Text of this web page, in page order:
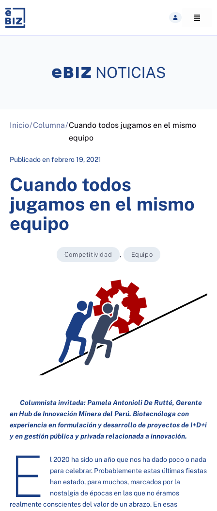
content
Inicio/Columna/Cuando todos jugamos en el mismo
equipo
Publicado enfebrero 19, 2021
Cuando todos
jugamos en el mismo
equipo
Competitividad , Equipo
Columnista invitada:Pamela Antonioli De Rutté, Gerente
en Hub de Innovación Minera del Perú. Biotecnóloga con
experiencia en formulación y desarrollo de proyectos de I+D+i
y en gestión pública y privada relacionada a innovación.
E
l 2020 ha sido un año que nos ha dado poco o nada
para celebrar. Probablemente estas últimas fiestas
han estado, para muchos, marcados por la
nostalgia de épocas en las que no éramos
realmente conscientes del valor de un abrazo. En esas